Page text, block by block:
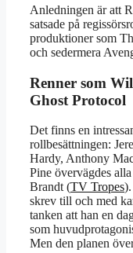
Anledningen är att
satsade på
produktioner som
och sedermera
Renner som
Ghost Protocol
Det finns en
rollbesättningen:
Hardy, Anthony
Pine övervägdes
Brandt (TV Tropes
skrev till och med
tanken att han en
som
Men den planen